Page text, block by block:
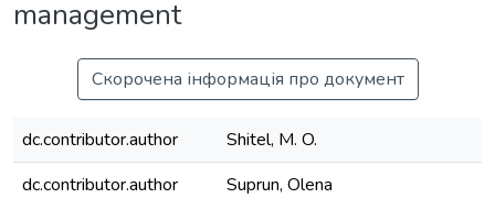
management
Скорочена інформація про документ
dc.contributor.author
Shitel, M. O.
dc.contributor.author
Suprun, Olena